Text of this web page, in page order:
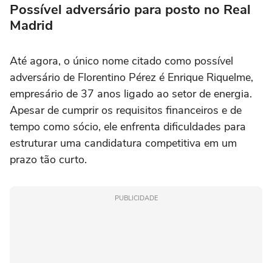
Possível adversário para posto no Real
Madrid
Até agora, o único nome citado como possível
adversário de Florentino Pérez é Enrique Riquelme,
empresário de 37 anos ligado ao setor de energia.
Apesar de cumprir os requisitos financeiros e de
tempo como sócio, ele enfrenta dificuldades para
estruturar uma candidatura competitiva em um
prazo tão curto.
PUBLICIDADE